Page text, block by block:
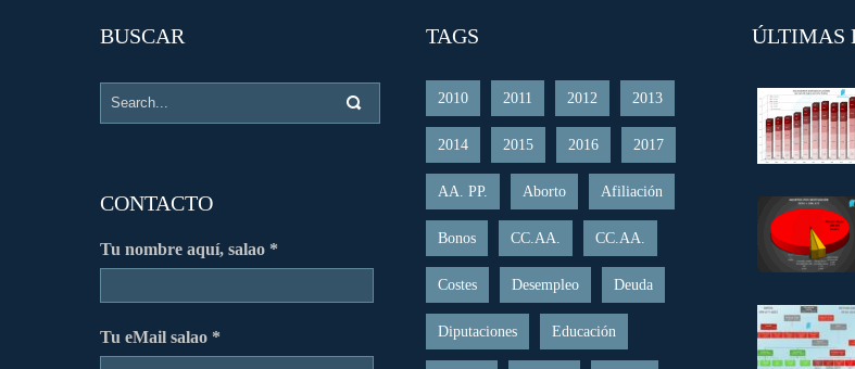
BUSCAR
CONTACTO
Tu nombre aquí, salao *
Tu eMail salao *
TAGS
2010 2011 2012 2013
2014 2015 2016 2017
AA. PP. Aborto Afiliación
Bonos CC.AA. CC.AA.
Costes Desempleo Deuda
Diputaciones Educación
ÚLTIMAS